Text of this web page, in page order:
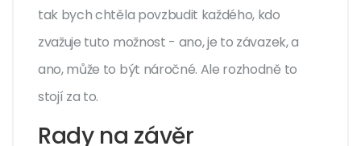
tak bych chtěla povzbudit každého, kdo
zvažuje tuto možnost - ano, je to závazek, a
ano, může to být náročné. Ale rozhodně to
stojí za to.
Rady na závěr